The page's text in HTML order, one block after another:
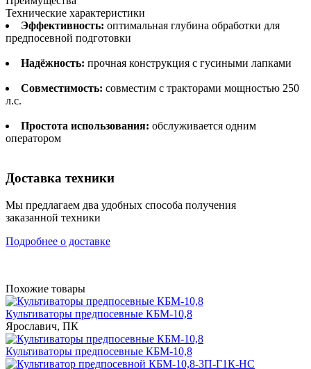
Технические характеристики
Эффективность: оптимальная глубина обработки для
предпосевной подготовки
Надёжность: прочная конструкция с гусиными лапками
Совместимость: совместим с тракторами мощностью 250
л.с.
Простота использования: обслуживается одним
оператором
Доставка техники
Мы предлагаем два удобных способа получения
заказанной техники
Подробнее о доставке
Похожие товары
Культиваторы предпосевные КБМ-10,8
Ярославич, ПК
Культиваторы предпосевные КБМ-10,8